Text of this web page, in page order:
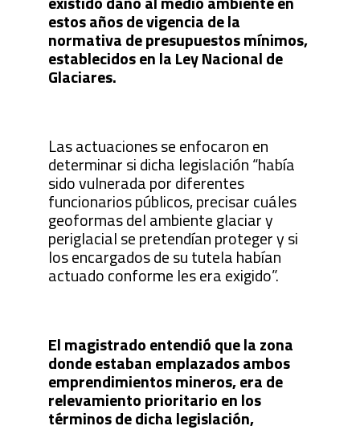
estos años de vigencia de la
normativa de presupuestos mínimos,
establecidos en la Ley Nacional de
Glaciares.
Las actuaciones se enfocaron en
determinar si dicha legislación “había
sido vulnerada por diferentes
funcionarios públicos, precisar cuáles
geoformas del ambiente glaciar y
periglacial se pretendían proteger y si
los encargados de su tutela habían
actuado conforme les era exigido”.
El magistrado entendió que la zona
donde estaban emplazados ambos
emprendimientos mineros, era de
relevamiento prioritario en los
términos de dicha legislación,